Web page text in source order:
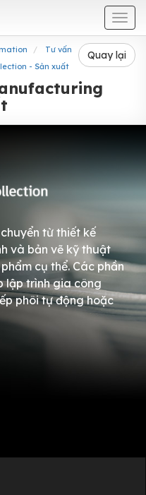
Quay lại
Tư vấn
- Sản xuất
từ thiết kế
và bản vẽ kỹ thuật
cụ thể. Các phần
lập trình gia công
phôi tự động hoặc